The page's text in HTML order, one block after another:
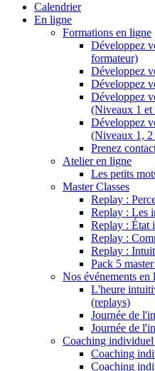
Calendrier
En ligne
Formations en ligne
Développez
formateur)
Développez
Développez
Développez
(Niveaux 1 et
Développez
(Niveaux 1, 2
Prenez
Atelier en ligne
Les petits
Master Classes
Replay :
Replay : Les
Replay : État
Replay :
Replay :
Pack 5
Nos événements en
L'heure
(replays)
Journée de
Journée de
Coaching
Coaching
Coaching